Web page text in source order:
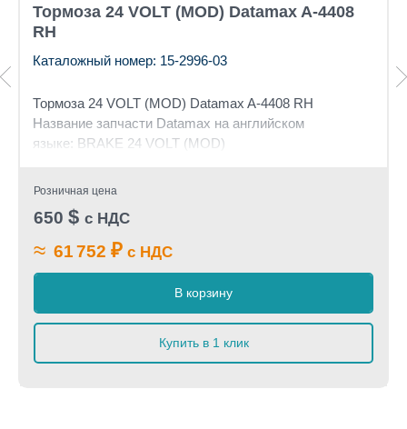
Тормоза 24 VOLT (MOD) Datamax A-4408
RH
Каталожный номер: 15-2996-03
Тормоза 24 VOLT (MOD) Datamax A-4408 RH
Название запчасти Datamax на английском
языке: BRAKE 24 VOLT (MOD)
Розничная цена
650 $ с НДС
≈ 61 752 ₽ с НДС
В корзину
Купить в 1 клик